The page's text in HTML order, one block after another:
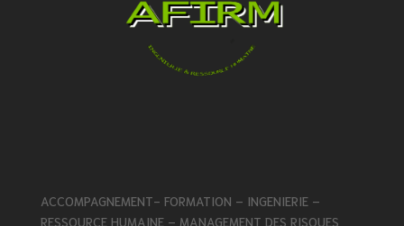
ACCOMPAGNEMENT- FORMATION – INGENIERIE –
RESSOURCE HUMAINE – MANAGEMENT DES RISQUES